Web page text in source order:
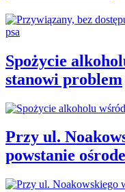
Spożycie
stanowi problem
Przy ul.
powstanie